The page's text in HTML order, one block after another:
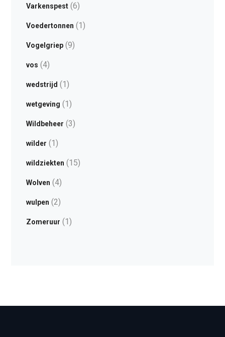
Varkenspest(6)
Voedertonnen (1)
Vogelgriep(9)
vos (4)
wedstrijd (1)
wetgeving (1)
Wildbeheer (3)
wilder (1)
wildziekten (15)
Wolven (4)
wulpen (2)
Zomeruur (1)